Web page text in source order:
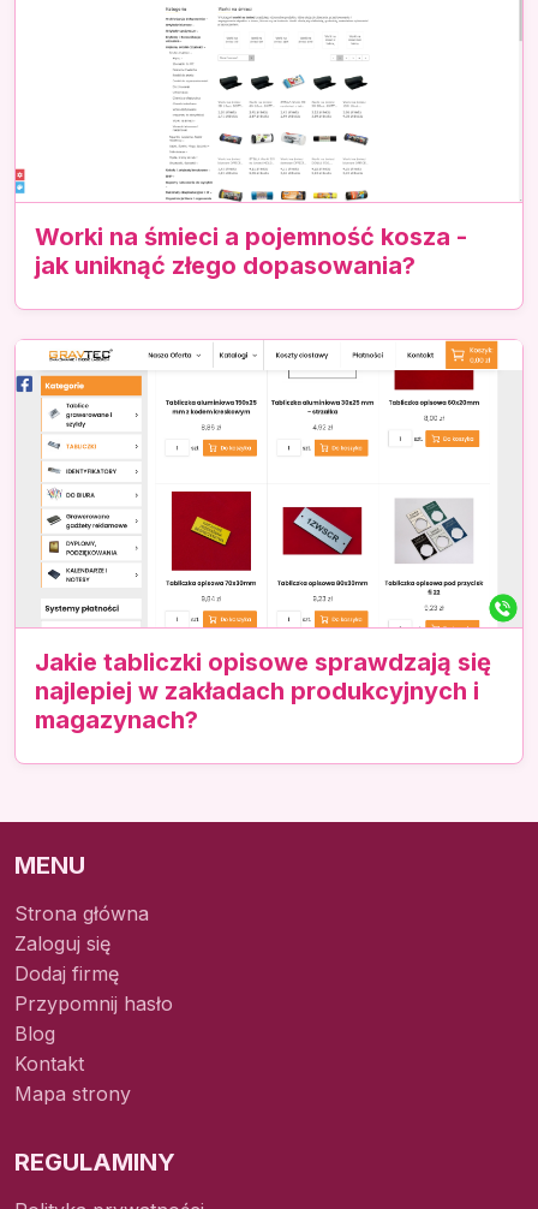
Worki na śmieci a pojemność kosza -
jak uniknąć złego dopasowania?
Jakie tabliczki opisowe sprawdzają się
najlepiej w zakładach produkcyjnych i
magazynach?
MENU
Strona główna
Zaloguj się
Dodaj firmę
Przypomnij hasło
Blog
Kontakt
Mapa strony
REGULAMINY